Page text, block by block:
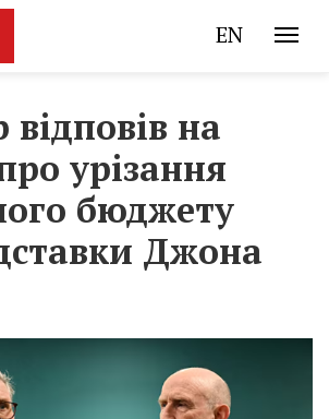
EN
на
урізання
бюджету
Джона